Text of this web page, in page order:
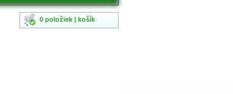
0 položiek | košík